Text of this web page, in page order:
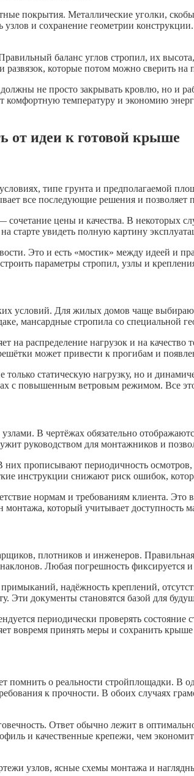
покрытия. Металлические уголки,
узлов и сохранение геометрии
баланс углов стропил, их
развязок, которые потом можно сверить
не просто закрывать кровлю, но и
комфортную температуру и экономию
от идеи к готовой крыше
типе грунта и предполагаемой
все последующие решения и
цены и качества. В некоторых
увидеть полную картину
Это и есть «мостик» между идеей и
параметры стропил, узлы и
условий. Для жилых домов чаще
мансардные стропила со специальной
на распределение нагрузок и на
может привести к прогибам и
статическую нагрузку, но и
с повышенным ветровым режимом. Все
В чертёжах обязательно
руководством для монтажников и
прописывают периодичность
инструкции снижают риск ошибок,
нормам и требованиям клиента.
который учитывает доступность
плотников и инженеров.
Любая погрешность фиксируется и
надёжность креплений,
Эти документы становятся базой для
периодически проверять
вовремя принять меры и сохранить
помнить о реальности стройплощадки.
к прочности. В обоих случаях
Ответ обычно лежит в
и качественные крепежи, чем
узлов, ясные схемы монтажа и